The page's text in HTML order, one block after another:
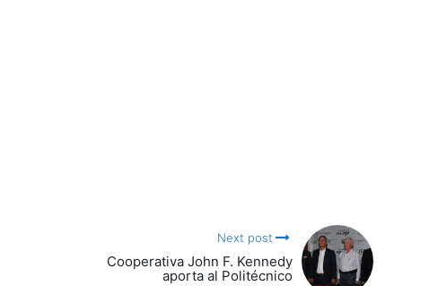
Next post
Cooperativa John F. Kennedy
aporta al Politécnico